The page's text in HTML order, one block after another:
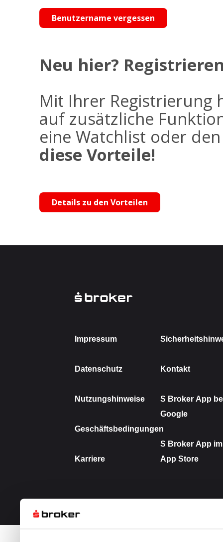
Benutzername vergessen
Neu hier?
Mit Ihrer Registrierung
auf zusätzliche
eine Watchlist oder
diese Vorteile!
Details zu den Vorteilen